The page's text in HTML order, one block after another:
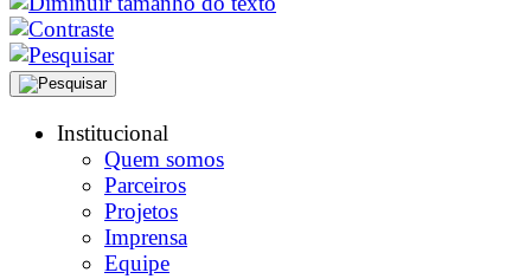
Institucional
Quem somos
Parceiros
Projetos
Imprensa
Equipe